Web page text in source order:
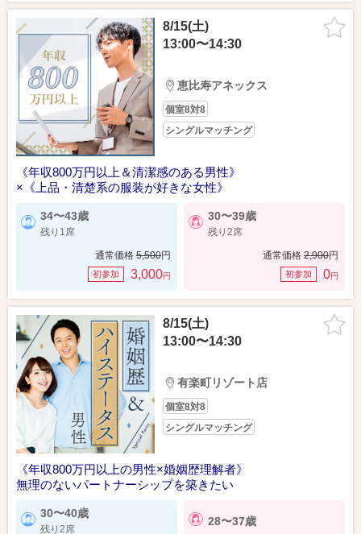
8/15(土)
13:00〜14:30
恵比寿アネックス
個室8対8
シングルマッチング
《年収800万円以上＆清潔感のある男性》
×《上品・清楚系の服装が好きな女性》
34〜43歳
残り1席
通常価格 5,500円
初参加 3,000円
30〜39歳
残り2席
通常価格 2,900円
初参加 0円
8/15(土)
13:00〜14:30
有楽町リゾート店
個室8対8
シングルマッチング
《年収800万円以上の男性×婚姻歴理解者》
無理のないパートナーシップを築きたい
30〜40歳
残り2席
28〜37歳